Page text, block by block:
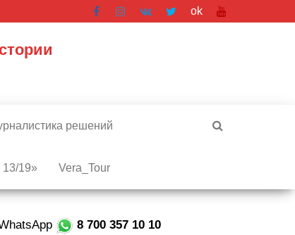
ok
решений
13/19» Vera_Tour
8 700 357 10 10